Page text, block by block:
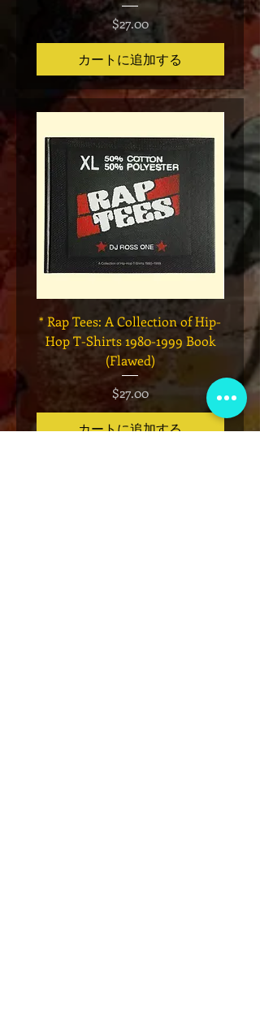
価格
$27.00
カートに追加する
* Rap Tees: A Collection of Hip-
Hop T-Shirts 1980-1999 Book
(Flawed)
価格
$27.00
カートに追加する
Has